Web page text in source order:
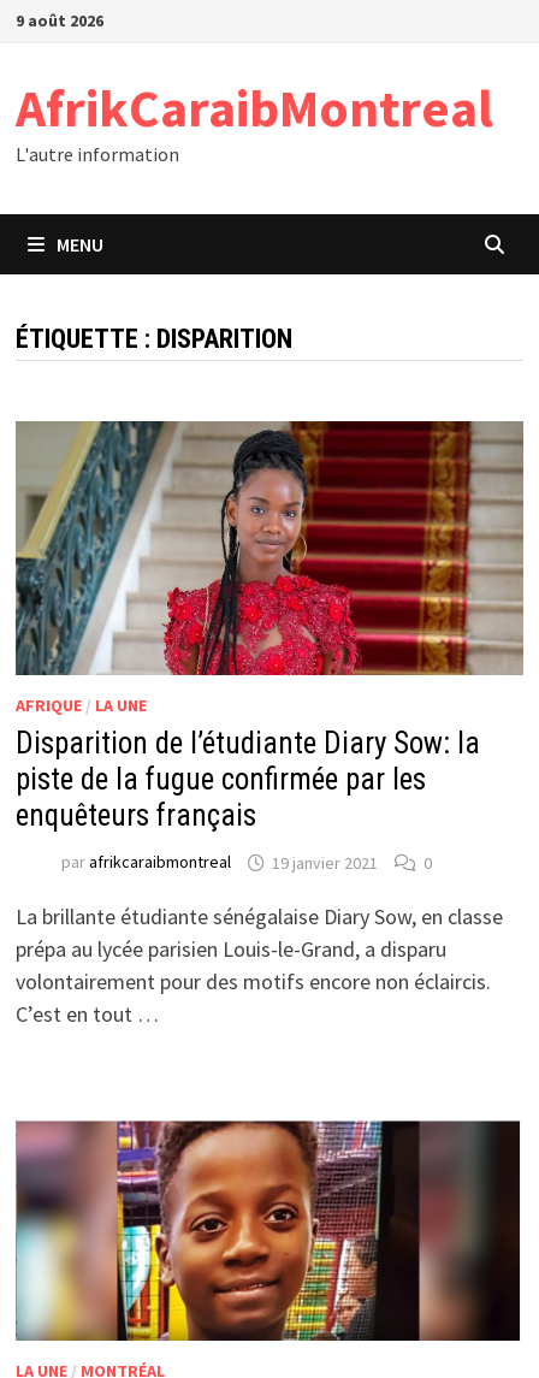
Passer
9 août 2026
AfrikCaraibMontreal
L'autre information
MENU
ÉTIQUETTE : DISPARITION
AFRIQUE/ LA UNE
Disparition de l’étudiante Diary Sow: la
piste de la fugue confirmée par les
enquêteurs français
parafrikcaraibmontreal 19 janvier 2021 0
La brillante étudiante sénégalaise Diary Sow, en classe
prépa au lycée parisien Louis-le-Grand, a disparu
volontairement pour des motifs encore non éclaircis.
C’est en tout …
LA UNE/ MONTRÉAL